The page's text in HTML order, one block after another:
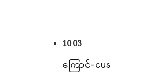
10 03
ကြောင်-cus